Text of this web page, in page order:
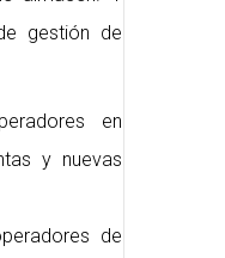
gestión de
en
y nuevas
de